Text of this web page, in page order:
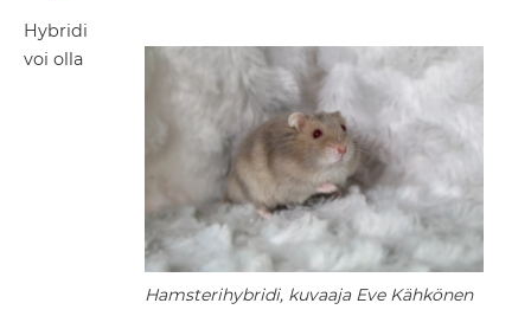
Hamsterihybridi, kuvaaja Eve Kähkönen
Hybridi
voi olla